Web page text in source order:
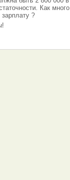
Как много
?